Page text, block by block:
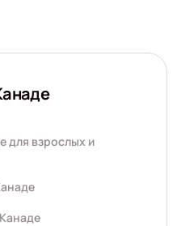
для взрослых и